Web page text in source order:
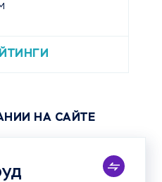
НА САЙТЕ